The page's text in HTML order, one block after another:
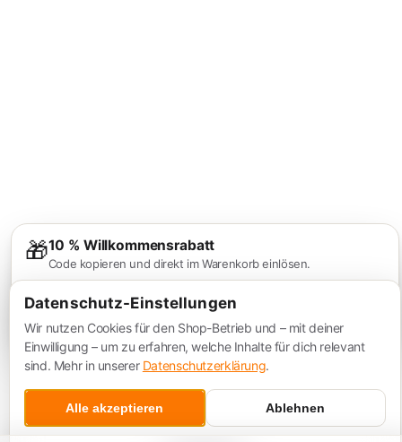
🎁10 % Willkommensrabatt
Code kopieren und direkt im Warenkorb einlösen.
Wir halten ihn dir04:53bereit.
Ja, 10 % nutzen Nein, danke
Datenschutz-Einstellungen
Wir nutzen Cookies für den Shop-Betrieb und – mit deiner
Einwilligung – um zu erfahren, welche Inhalte für dich relevant
sind. Mehr in unserer Datenschutzerklärung.
Alle akzeptieren Ablehnen